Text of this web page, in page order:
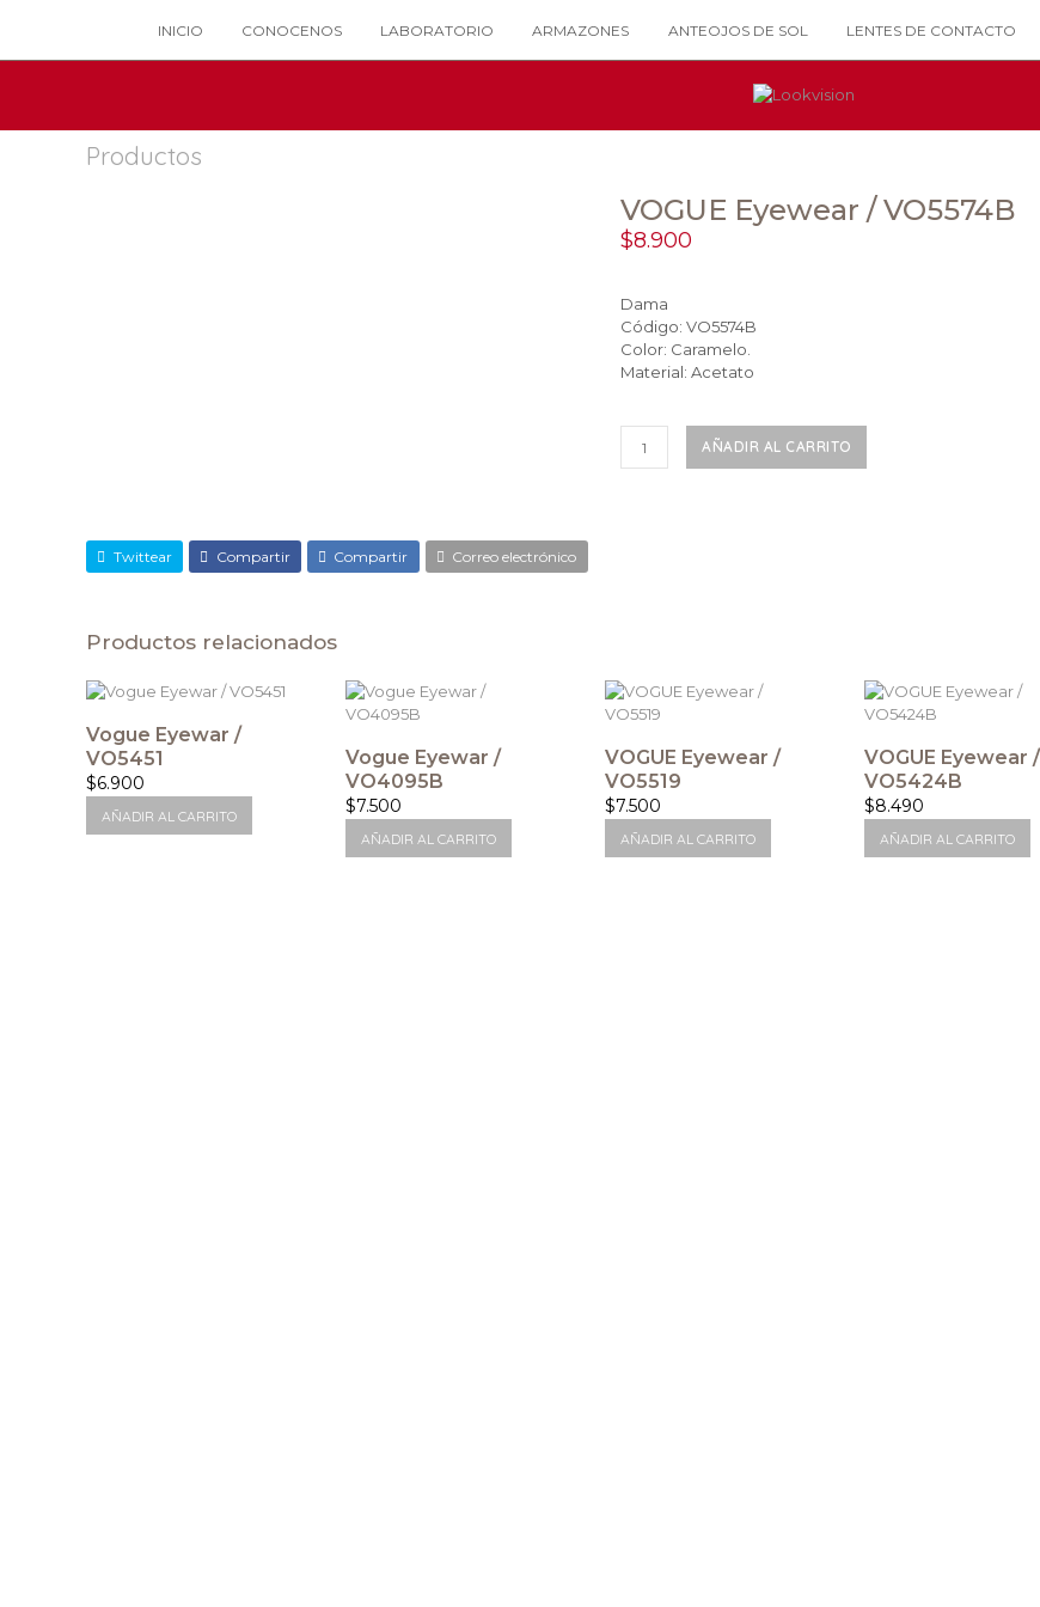
INICIO CONOCENOS LABORATORIO ARMAZONES ANTEOJOS DE SOL LENTES DE CONTACTO
Productos
VOGUE Eyewear / VO5574B
$8.900
Dama
Código: VO5574B
Color: Caramelo.
Material: Acetato
Eyewear
AÑADIR AL CARRITO
Twittear Compartir Compartir Correo electrónico
Productos relacionados
Vogue Eyewar /
VO5451
$6.900
AÑADIR AL CARRITO
Vogue Eyewar /
VO4095B
$7.500
AÑADIR AL CARRITO
VOGUE Eyewear /
VO5519
$7.500
AÑADIR AL CARRITO
VOGUE Eyewear /
VO5424B
$8.490
AÑADIR AL CARRITO